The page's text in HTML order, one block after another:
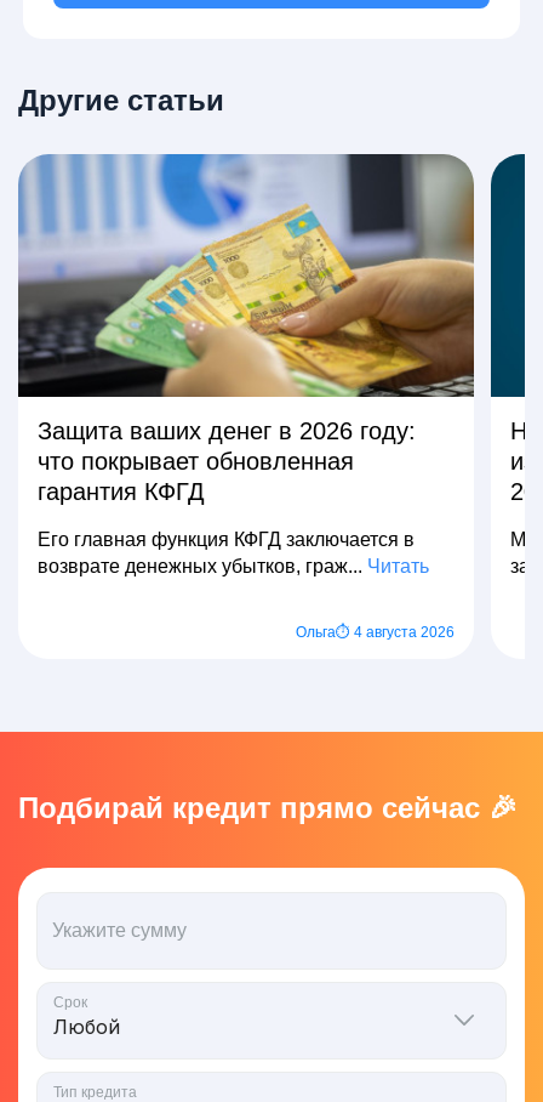
Другие статьи
Защита ваших денег в 2026 году:
что покрывает обновленная
гарантия КФГД
Его главная функция КФГД заключается в
возврате денежных убытков, граж... Читать
Ольга⏱ 4 августа 2026
Подбирай кредит прямо сейчас 🎉
Укажите сумму
Срок
Тип кредита